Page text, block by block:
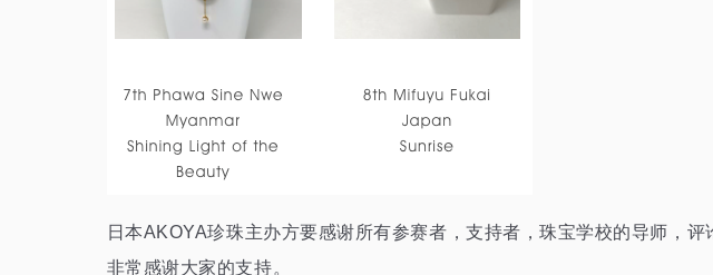
日本AKOYA珍珠主办方要感谢所有参赛者，支持者，珠宝学校的导师，
非常感谢大家的支持。